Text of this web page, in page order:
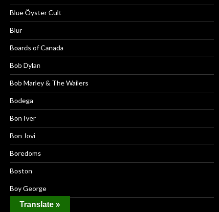
Blue Öyster Cult
Blur
Boards of Canada
Bob Dylan
Bob Marley & The Wailers
Bodega
Bon Iver
Bon Jovi
Boredoms
Boston
Boy George
Brainiac
Translate »